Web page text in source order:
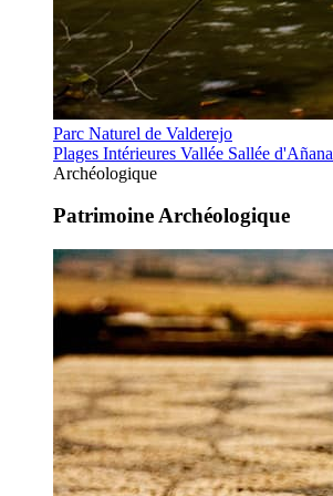
Parc Naturel de Valderejo
Plages Intérieures Vallée Sallée d'Añana
Archéologique
Patrimoine Archéologique